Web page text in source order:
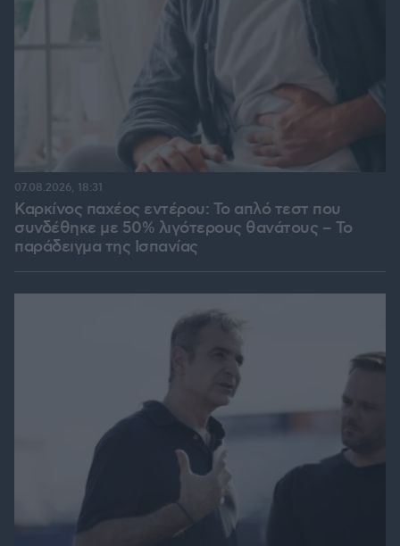
Καρκίνος παχέος εντέρου: Το απλό τεστ που
συνδέθηκε με 50% λιγότερους θανάτους – Το
παράδειγμα της Ισπανίας
07.08.2026, 18:31